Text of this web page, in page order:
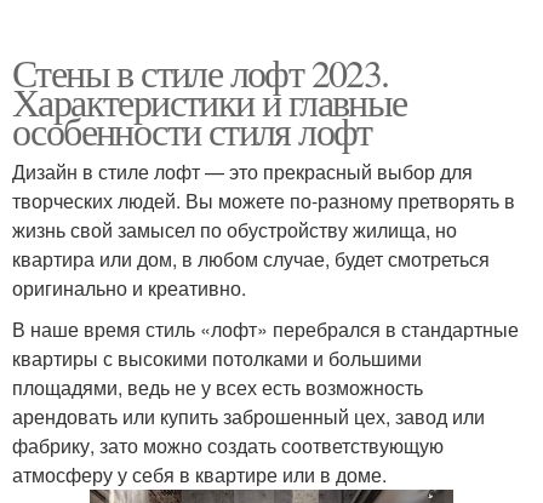
Стены в стиле лофт 2023.
Характеристики и главные
особенности стиля лофт
Дизайн в стиле лофт — это прекрасный выбор для
творческих людей. Вы можете по-разному претворять в
жизнь свой замысел по обустройству жилища, но
квартира или дом, в любом случае, будет смотреться
оригинально и креативно.
В наше время стиль «лофт» перебрался в стандартные
квартиры с высокими потолками и большими
площадями, ведь не у всех есть возможность
арендовать или купить заброшенный цех, завод или
фабрику, зато можно создать соответствующую
атмосферу у себя в квартире или в доме.